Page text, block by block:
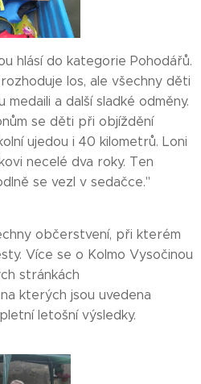
hlásí do kategorie Pohodářů.
los, ale všechny děti
a další sladké odměny.
se děti při objíždění
ujedou i 40 kilometrů. Loni
necelé dva roky. Ten
se vezl v sedačce."
občerstvení, při kterém
Více se o Kolmo Vysočinou
stránkách
na kterých jsou uvedena
letošní výsledky.